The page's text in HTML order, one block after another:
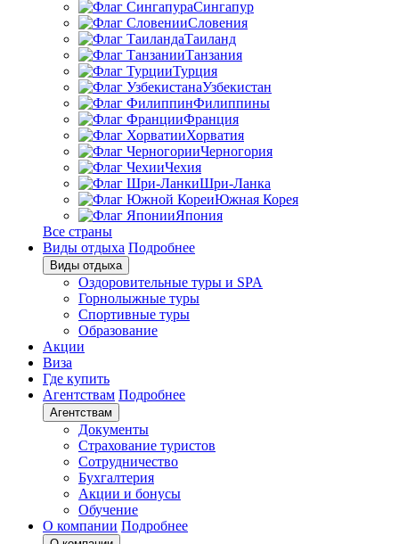
Сингапур
Словения
Таиланд
Танзания
Турция
Узбекистан
Филиппины
Франция
Хорватия
Черногория
Чехия
Шри-Ланка
Южная Корея
Япония
Все страны
Виды отдыха Подробнее
Виды отдыха
Оздоровительные туры и SPA
Горнолыжные туры
Спортивные туры
Образование
Акции
Виза
Где купить
Агентствам Подробнее
Агентствам
Документы
Страхование туристов
Сотрудничество
Бухгалтерия
Акции и бонусы
Обучение
О компании Подробнее